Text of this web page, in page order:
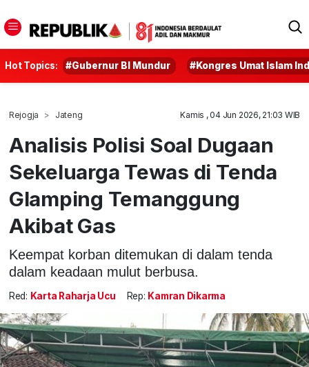
Hot Topics: #Gubernur BI Mundur #Kongres Umat Islam
Rejogja Jateng Kamis , 04 Jun 2026, 21:03 WIB
Analisis Polisi Soal Dugaan
Sekeluarga Tewas di Tenda
Glamping Temanggung
Akibat Gas
Keempat korban ditemukan di dalam tenda
dalam keadaan mulut berbusa.
Red: Karta Raharja Ucu Rep: Kamran Dikarma